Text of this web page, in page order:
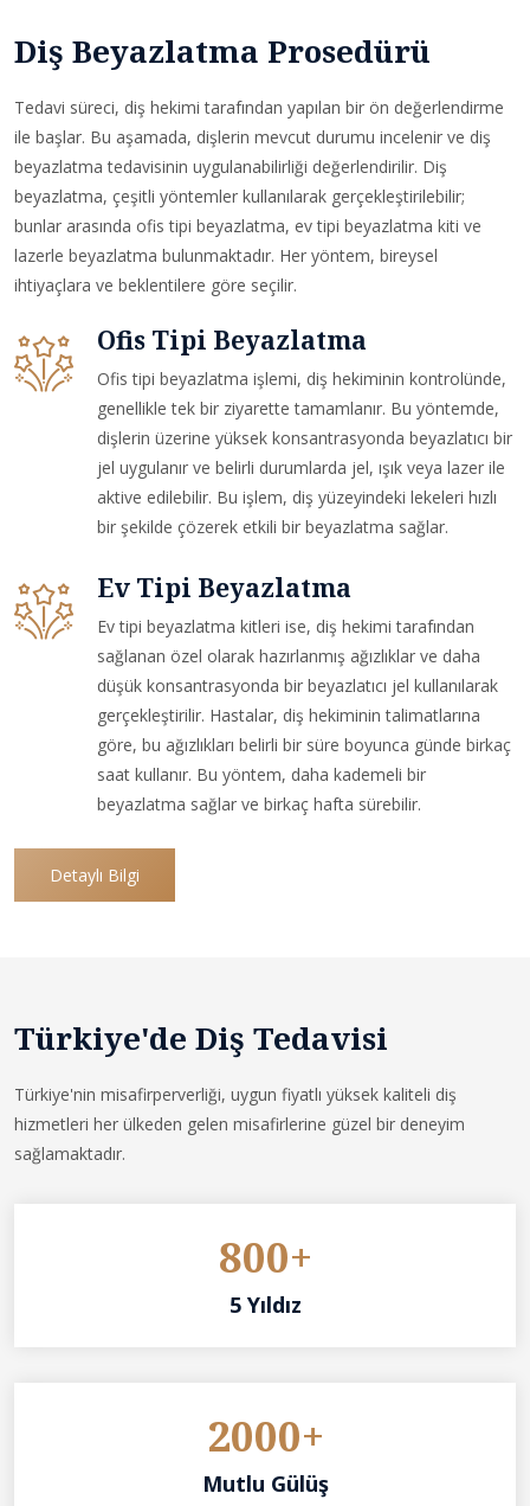
Diş Beyazlatma Prosedürü
Tedavi süreci, diş hekimi tarafından yapılan bir ön değerlendirme
ile başlar. Bu aşamada, dişlerin mevcut durumu incelenir ve diş
beyazlatma tedavisinin uygulanabilirliği değerlendirilir. Diş
beyazlatma, çeşitli yöntemler kullanılarak gerçekleştirilebilir;
bunlar arasında ofis tipi beyazlatma, ev tipi beyazlatma kiti ve
lazerle beyazlatma bulunmaktadır. Her yöntem, bireysel
ihtiyaçlara ve beklentilere göre seçilir.
Ofis Tipi Beyazlatma
Ofis tipi beyazlatma işlemi, diş hekiminin kontrolünde,
genellikle tek bir ziyarette tamamlanır. Bu yöntemde,
dişlerin üzerine yüksek konsantrasyonda beyazlatıcı bir
jel uygulanır ve belirli durumlarda jel, ışık veya lazer ile
aktive edilebilir. Bu işlem, diş yüzeyindeki lekeleri hızlı
bir şekilde çözerek etkili bir beyazlatma sağlar.
Ev Tipi Beyazlatma
Ev tipi beyazlatma kitleri ise, diş hekimi tarafından
sağlanan özel olarak hazırlanmış ağızlıklar ve daha
düşük konsantrasyonda bir beyazlatıcı jel kullanılarak
gerçekleştirilir. Hastalar, diş hekiminin talimatlarına
göre, bu ağızlıkları belirli bir süre boyunca günde birkaç
saat kullanır. Bu yöntem, daha kademeli bir
beyazlatma sağlar ve birkaç hafta sürebilir.
Detaylı Bilgi
Türkiye'de Diş Tedavisi
Türkiye'nin misafirperverliği, uygun fiyatlı yüksek kaliteli diş
hizmetleri her ülkeden gelen misafirlerine güzel bir deneyim
sağlamaktadır.
800+
5 Yıldız
2000+
Mutlu Gülüş